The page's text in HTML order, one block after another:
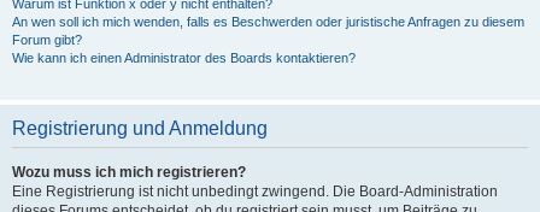
Warum ist Funktion x oder y nicht enthalten?
An wen soll ich mich wenden, falls es Beschwerden oder juristische Anfragen zu diesem
Forum gibt?
Wie kann ich einen Administrator des Boards kontaktieren?
Registrierung und Anmeldung
Wozu muss ich mich registrieren?
Eine Registrierung ist nicht unbedingt zwingend. Die Board-Administration